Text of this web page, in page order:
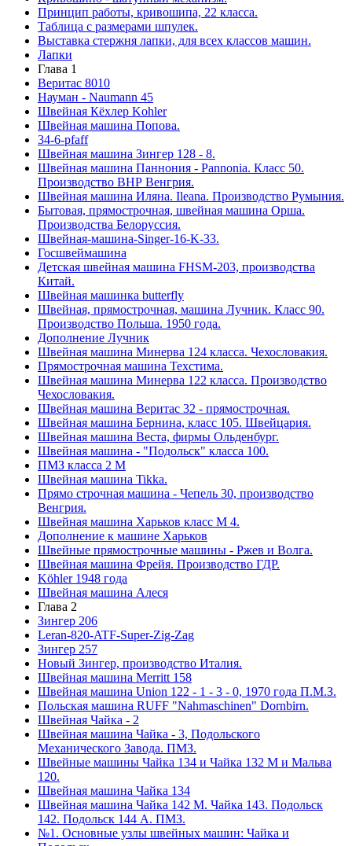
Принцип работы, кривошипа, 22 класса.
Таблица с размерами шпулек.
Выставка стержня лапки, для всех классов машин.
Лапки
Глава 1
Веритас 8010
Науман - Naumann 45
Швейная Кёхлер Kohler
Швейная машина Попова.
34-6-pfaff
Швейная машина Зингер 128 - 8.
Швейная машина Паннония - Pannonia. Класс 50.
Производство ВНР Венгрия.
Швейная машина Иляна. Ileana. Производство Румыния.
Бытовая, прямострочная, швейная машина Орша.
Производства Белоруссия.
Швейная-машина-Singer-16-K-33.
Госшвеймашина
Детская швейная машина FHSM-203, производства
Китай.
Швейная машинка butterfly
Швейная, прямострочная, машина Лучник. Класс 90.
Производство Польша. 1950 года.
Дополнение Лучник
Швейная машина Минерва 124 класса. Чехословакия.
Прямострочная машина Техстима.
Швейная машина Минерва 122 класса. Производство
Чехословакия.
Швейная машина Веритас 32 - прямострочная.
Швейная машина Бернина, класс 105. Швейцария.
Швейная машина Веста, фирмы Ольденбург.
Швейная машина - "Подольск" класса 100.
ПМЗ класса 2 М
Швейная машина Tikka.
Прямо строчная машина - Чепель 30, производство
Венгрия.
Швейная машина Харьков класс М 4.
Дополнение к машине Харьков
Швейные прямострочные машины - Ржев и Волга.
Швейная машина Фрейя. Производство ГДР.
Köhler 1948 года
Швейная машина Алеся
Глава 2
Зингер 206
Leran-820-ATF-Super-Zig-Zag
Зингер 257
Новый Зингер, производство Италия.
Швейная машина Merritt 158
Швейная машина Union 122 - 1 - 3 - 0, 1970 года П.М.З.
Польская машина RUFF "Nahmaschinen" Dornbirn.
Швейная Чайка - 2
Швейная машина Чайка - 3, Подольского
Механического Завода. ПМЗ.
Швейные машины Чайка 134 и Чайка 132 М и Мальва
120.
Швейная машина Чайка 134
Швейная машина Чайка 142 М. Чайка 143. Подольск
142. Подольск 144 А. ПМЗ.
№1. Основные узлы швейных машин: Чайка и